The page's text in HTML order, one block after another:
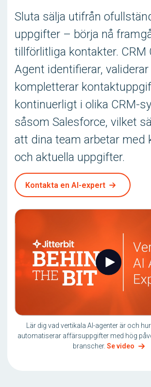
Sluta sälja utifrån
uppgifter – börja nå
tillförlitliga kontakter. CRM
Agent identifierar, validerar
kompletterar
kontinuerligt i olika CRM-
såsom Salesforce, vilket
att dina team arbetar med
och aktuella uppgifter.
Kontakta en AI-expert
Lär dig vad vertikala AI-agenter är och
automatiserar affärsuppgifter med hög
branscher. Se video